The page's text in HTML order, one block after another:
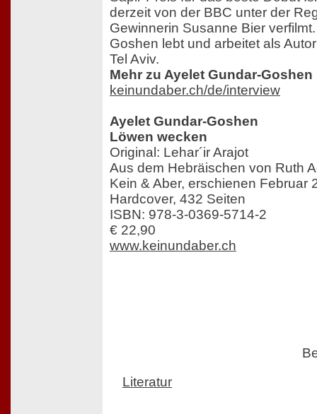
derzeit von der BBC unter der
Gewinnerin Susanne Bier
Goshen lebt und arbeitet als
Tel Aviv.
Mehr zu Ayelet Gundar-
keinundaber.ch/de/interview
Ayelet Gundar-Goshen
Löwen wecken
Original: Lehar´ir Arajot
Aus dem Hebräischen von Ruth
Kein & Aber, erschienen Februar
Hardcover, 432 Seiten
ISBN: 978-3-0369-5714-2
€ 22,90
www.keinundaber.ch
Literatur